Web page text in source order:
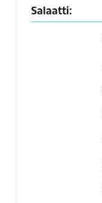
Salaatti: